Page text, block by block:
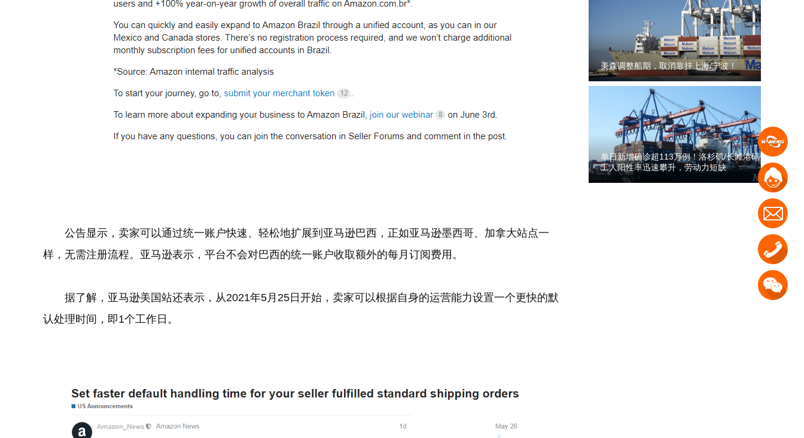
公告显示，卖家可以通过统一账户快速、轻松地扩展到亚马逊巴西，正如亚马逊墨西哥、加拿大站点一
样，无需注册流程。亚马逊表示，平台不会对巴西的统一账户收取额外的每月订阅费用。
据了解，亚马逊美国站还表示，从2021年5月25日开始，卖家可以根据自身的运营能力设置一个更快的默
认处理时间，即1个工作日。
美森调整船期，取消靠挂上海/宁波！
单日新增确诊超113万例！洛杉矶/长滩港码头
工人阳性率迅速攀升，劳动力短缺